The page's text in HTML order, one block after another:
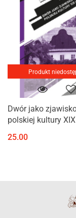
Produkt
Dwór jako
polskiej kultury
25.00